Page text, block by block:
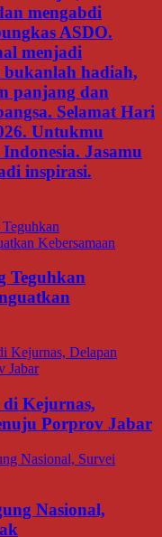
mengabdi
ASDO.
menjadi
bukanlah hadiah,
panjang dan
Selamat Hari
Untukmu
Jasamu
inspirasi.
Teguhkan
Kejurnas,
Porprov Jabar
Nasional,